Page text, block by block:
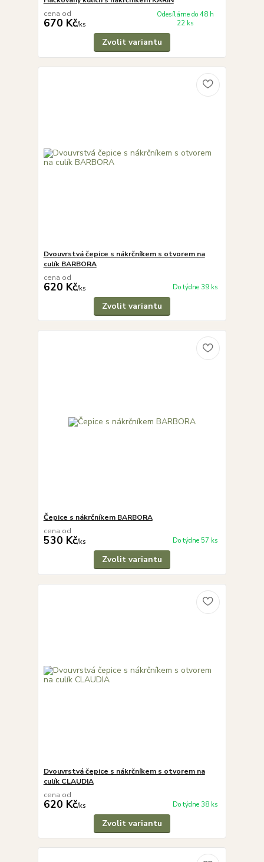
cena od
670 Kč/ks
Odesíláme do 48 h
22 ks
Zvolit variantu
Dvouvrstvá čepice s nákrčníkem s otvorem na
culík BARBORA
cena od
620 Kč/ks Do týdne 39 ks
Zvolit variantu
Čepice s nákrčníkem BARBORA
cena od
530 Kč/ks Do týdne 57 ks
Zvolit variantu
Dvouvrstvá čepice s nákrčníkem s otvorem na
culík CLAUDIA
cena od
620 Kč/ks Do týdne 38 ks
Zvolit variantu